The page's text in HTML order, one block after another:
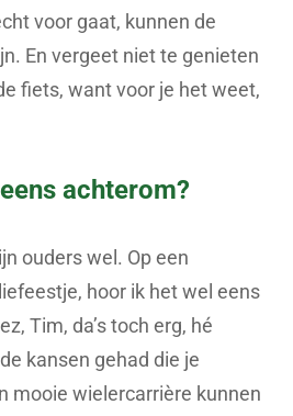
voor gaat, kunnen de
En vergeet niet te genieten
fiets, want voor je het weet,
achterom?
ouders wel. Op een
hoor ik het wel eens
Tim, da’s toch erg, hé
kansen gehad die je
mooie wielercarrière kunnen